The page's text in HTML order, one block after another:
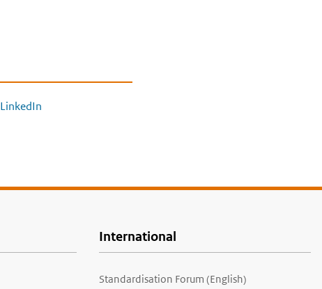
LinkedIn
International
Standardisation Forum (English)